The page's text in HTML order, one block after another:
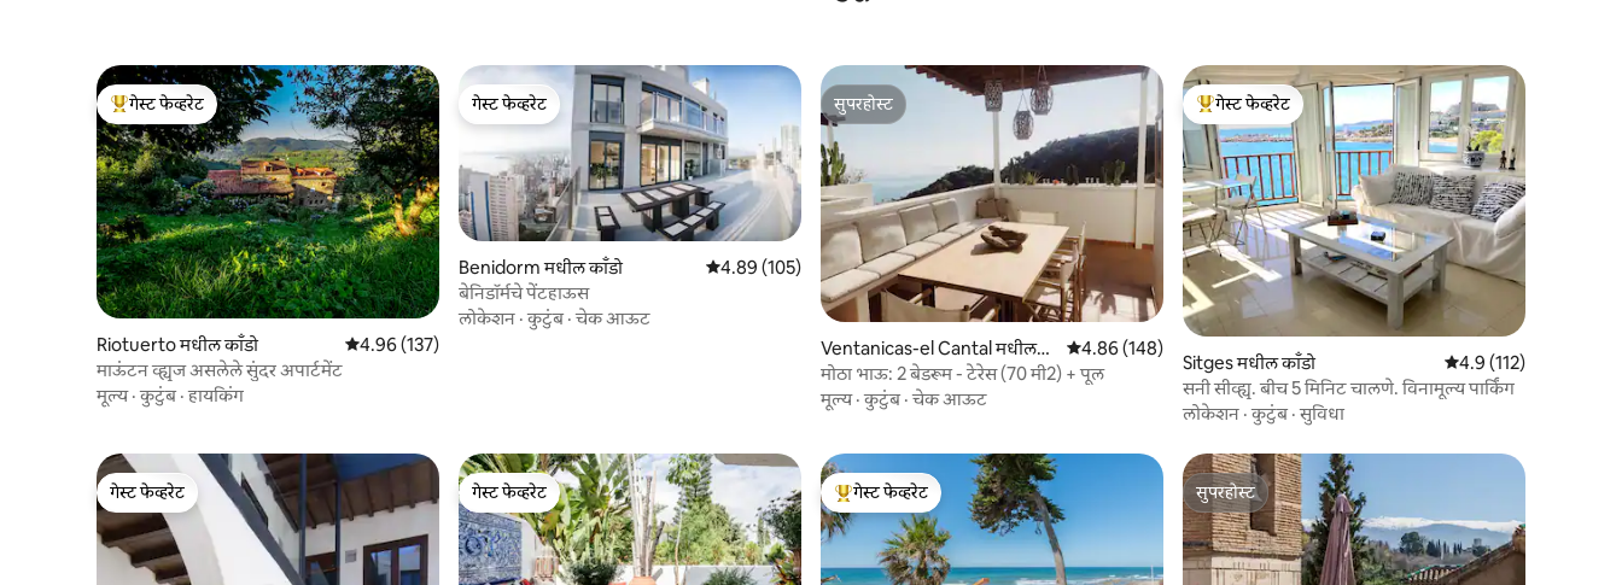
टॉप गेस्ट फेव्हरेट
गेस्ट फेव्हरेट
Riotuerto मधील काँडो 5 पैकी 4.96 सरासरी रेटिंग, 137 रिव्ह्यूज
4.96 (137)
माऊंटन व्ह्यूज असलेले सुंदर अपार्टमेंट
मूल्य·कुटुंब·हायकिंग
गेस्ट फेव्हरेट
गेस्ट फेव्हरेट
Benidorm मधील काँडो 5 पैकी 4.89 सरासरी रेटिंग, 105 रिव्ह्यूज
4.89 (105)
बेनिडॉर्मचे पेंटहाऊस
लोकेशन ·कुटुंब·चेक आऊट
सुपरहोस्ट
सुपरहोस्ट
Ventanicas-el Cantal मधील
काँडो
5 पैकी 4.86 सरासरी रेटिंग, 148 रिव्ह्यूज
4.86 (148)
मोठा भाऊ: 2 बेडरूम - टेरेस (70 मी2) + पूल
मूल्य·कुटुंब·चेक आऊट
टॉप गेस्ट फेव्हरेट
गेस्ट फेव्हरेट
Sitges मधील काँडो 5 पैकी 4.9 सरासरी रेटिंग,
4.9 (112)
सनी सीव्ह्यू. बीच 5 मिनिट चालणे. विनामूल्य पार्किंग
लोकेशन ·कुटुंब·सुविधा
गेस्ट फेव्हरेट
गेस्ट फेव्हरेट
गेस्ट फेव्हरेट
गेस्ट फेव्हरेट
टॉप गेस्ट फेव्हरेट
गेस्ट फेव्हरेट
सुपरहोस्ट
सुपरहोस्ट